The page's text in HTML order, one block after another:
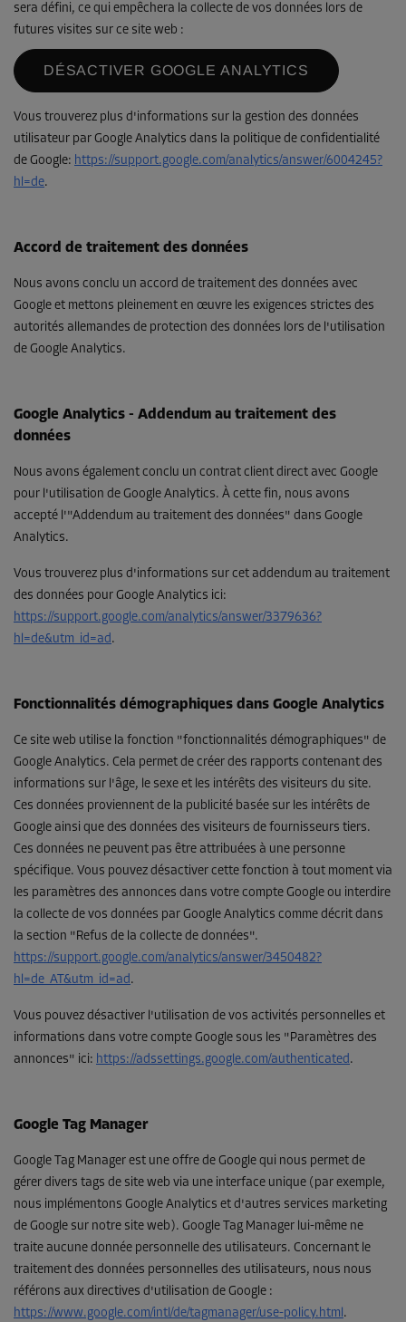
sera défini, ce qui empêchera la collecte de vos données lors de
futures visites sur ce site web :
DÉSACTIVER GOOGLE ANALYTICS
Vous trouverez plus d'informations sur la gestion des données
utilisateur par Google Analytics dans la politique de confidentialité
de Google: https://support.google.com/analytics/answer/6004245?
hl=de.
Accord de traitement des données
Nous avons conclu un accord de traitement des données avec
Google et mettons pleinement en œuvre les exigences strictes des
autorités allemandes de protection des données lors de l'utilisation
de Google Analytics.
Google Analytics - Addendum au traitement des
données
Nous avons également conclu un contrat client direct avec Google
pour l'utilisation de Google Analytics. À cette fin, nous avons
accepté l'"Addendum au traitement des données" dans Google
Analytics.
Vous trouverez plus d'informations sur cet addendum au traitement
des données pour Google Analytics ici:
https://support.google.com/analytics/answer/3379636?
hl=de&utm_id=ad .
Fonctionnalités démographiques dans Google Analytics
Ce site web utilise la fonction "fonctionnalités démographiques" de
Google Analytics. Cela permet de créer des rapports contenant des
informations sur l'âge, le sexe et les intérêts des visiteurs du site.
Ces données proviennent de la publicité basée sur les intérêts de
Google ainsi que des données des visiteurs de fournisseurs tiers.
Ces données ne peuvent pas être attribuées à une personne
spécifique. Vous pouvez désactiver cette fonction à tout moment via
les paramètres des annonces dans votre compte Google ou interdire
la collecte de vos données par Google Analytics comme décrit dans
la section "Refus de la collecte de données".
https://support.google.com/analytics/answer/3450482?
hl=de_AT&utm_id=ad .
Vous pouvez désactiver l'utilisation de vos activités personnelles et
informations dans votre compte Google sous les "Paramètres des
annonces" ici: https://adssettings.google.com/authenticated .
Google Tag Manager
Google Tag Manager est une offre de Google qui nous permet de
gérer divers tags de site web via une interface unique (par exemple,
nous implémentons Google Analytics et d'autres services marketing
de Google sur notre site web). Google Tag Manager lui-même ne
traite aucune donnée personnelle des utilisateurs. Concernant le
traitement des données personnelles des utilisateurs, nous nous
référons aux directives d'utilisation de Google :
https://www.google.com/intl/de/tagmanager/use-policy.html .